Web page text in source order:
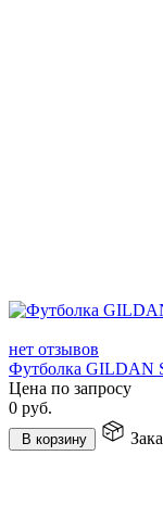
нет отзывов
Футболка GILDAN
Цена по запросу
0 руб.
В корзину